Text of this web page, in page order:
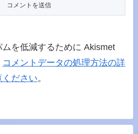
を低減するために Akismet
コメントデータの処理方法の詳
ださい。